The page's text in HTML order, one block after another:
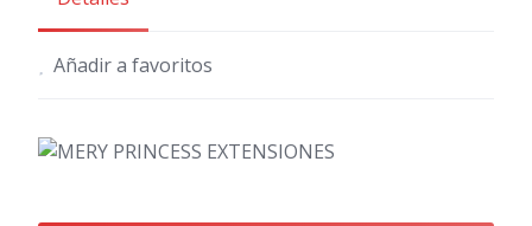
Añadir a favoritos